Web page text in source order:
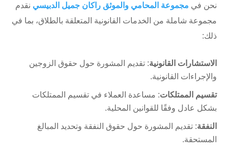
نحن في مجموعة المحامي والموثق راكان جميل الدبيسي نقدم
مجموعة شاملة من الخدمات القانونية المتعلقة بالطلاق، بما في
ذلك:
الاستشارات القانونية: تقديم المشورة حول حقوق الزوجين
والإجراءات القانونية.
تقسيم الممتلكات: مساعدة العملاء في تقسيم الممتلكات
بشكل عادل وفقًا للقوانين المحلية.
النفقة: تقديم المشورة حول حقوق النفقة وتحديد المبالغ
المستحقة.